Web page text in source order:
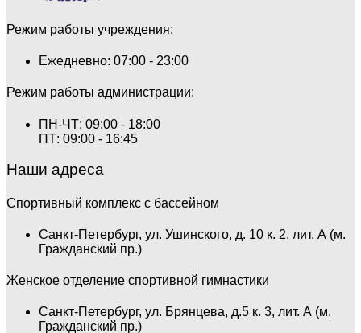
Режим работы учреждения:
Ежедневно: 07:00 - 23:00
Режим работы администрации:
ПН-ЧТ: 09:00 - 18:00
ПТ: 09:00 - 16:45
Наши адреса
Спортивный комплекс с бассейном
Санкт-Петербург, ул. Ушинского, д. 10 к. 2, лит. А (м.
Гражданский пр.)
Женское отделение спортивной гимнастики
Санкт-Петербург, ул. Брянцева, д.5 к. 3, лит. А (м.
Гражданский пр.)